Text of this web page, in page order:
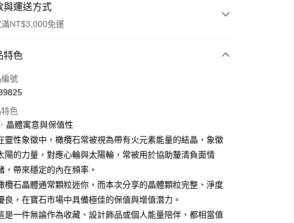
與運送方式
NT$3,000免運
方式
一次付款
Pay
Pay
支付
付
付款
特色
號
色
晶體寓意與保值性
靈性象徵中，橄欖石常被視為帶有火元素能量的結晶，象徵
陽的力量，對應心輪與太陽輪，常被用於協助釐清負面情
，帶來穩定的內在頻率。
欖石晶體通常顆粒迷你，而本次分享的晶體顆粒完整、淨度
良，在寶石市場中具備極佳的保值與增值潛力。
是一件無論作為收藏、設計飾品或個人能量陪伴，都相當值